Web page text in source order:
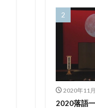
2020年11
2020落語